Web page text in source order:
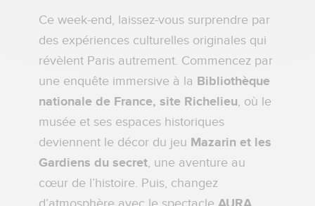
Ce week-end, laissez-vous surprendre par
des expériences culturelles originales qui
révèlent Paris autrement. Commencez par
une enquête immersive à la Bibliothèque
nationale de France, site Richelieu, où le
musée et ses espaces historiques
deviennent le décor du jeu Mazarin et les
Gardiens du secret, une aventure au
cœur de l’histoire. Puis, changez